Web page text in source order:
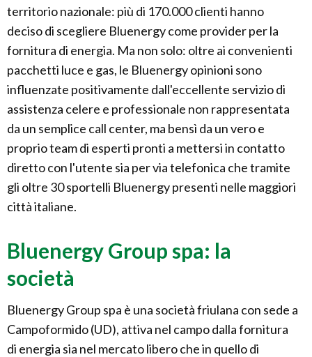
territorio nazionale: più di 170.000 clienti hanno
deciso di scegliere Bluenergy come provider per la
fornitura di energia. Ma non solo: oltre ai convenienti
pacchetti luce e gas, le Bluenergy opinioni sono
influenzate positivamente dall'eccellente servizio di
assistenza celere e professionale non rappresentata
da un semplice call center, ma bensì da un vero e
proprio team di esperti pronti a mettersi in contatto
diretto con l'utente sia per via telefonica che tramite
gli oltre 30 sportelli Bluenergy presenti nelle maggiori
città italiane.
Bluenergy Group spa: la
società
Bluenergy Group spa è una società friulana con sede a
Campoformido (UD), attiva nel campo dalla fornitura
di energia sia nel mercato libero che in quello di